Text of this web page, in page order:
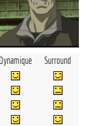
Dynamique
Surround